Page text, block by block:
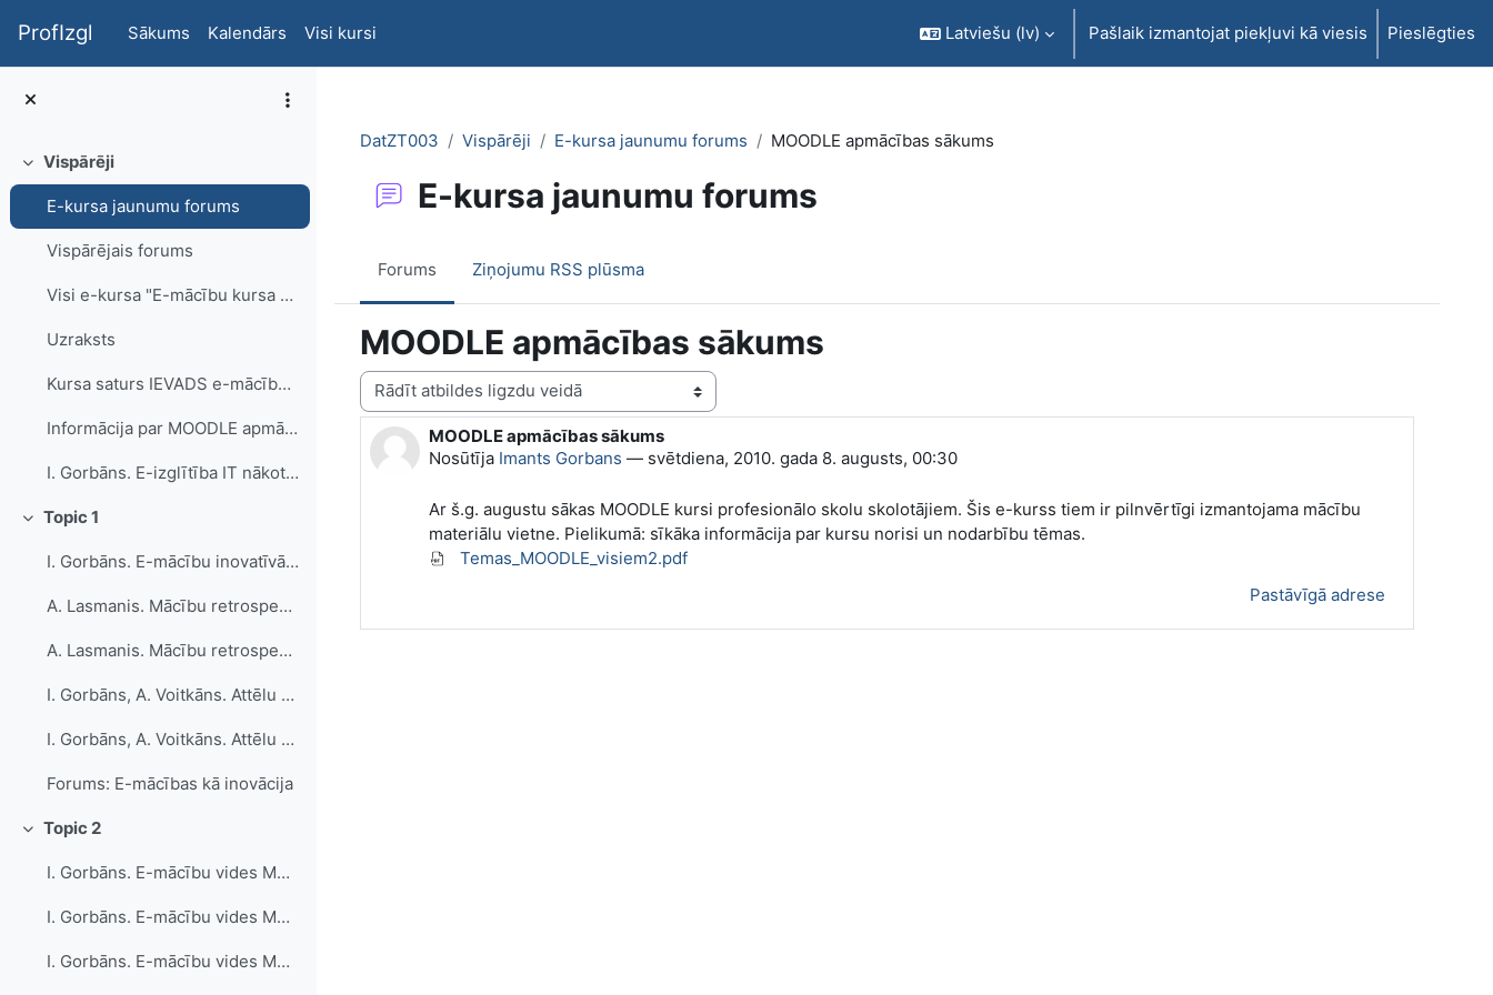
ProfIzgl Sākums Kalendārs Visi kursi Latviešu ‎(lv)‎ Pašlaik izmantojat piekļuvi kā viesis Pieslēgties
Savērst
Vispārēji
E-kursa jaunumu forums
Vispārējais forums
Visi e-kursa "E-mācību kursa veidošana un lie...
Uzraksts
Kursa saturs IEVADS e-mācībās kā izglītības ...
Informācija par MOODLE apmācības norisi, nodarbību tēmas
I. Gorbāns. E-izglītība IT nākotnes vīziju kontekstā. Referāts projekta noslēguma konferencē 12.12.2013. (1,5 MB .pdf)
Savērst
Topic 1
I. Gorbāns. E-mācību inovatīvās iespējas profesionālajā izglītībā (1,6 MB .pdf datne)
A. Lasmanis. Mācību retrospektīvs raksturojums un perspektīva izglītības iestādē
A. Lasmanis. Mācību retrospektīvs raksturojums un perspektīva izglītības iestādē (1,7 MB .pdf fails)
I. Gorbāns, A. Voitkāns. Attēlu galerija ar MOODLE e-kursu labās prakses paraugiem
I. Gorbāns, A. Voitkāns. Attēlu galerija ar MOODLE e-kursu labās prakses paraugiem Ligthbox galerija (11,5 MB .pdf fails)
Forums: E-mācības kā inovācija
Savērst
Topic 2
I. Gorbāns. E-mācību vides MOODLE lietošanas īsais konspekts (HTML e-grāmata)
I. Gorbāns. E-mācību vides MOODLE lietošanas īsais konspekts (1,6 MB .pdf datne)
I. Gorbāns. E-mācību vides MOODLE lietošanas īsais konspekts v.2 (2,9 MB .pdf datne)
DatZT003 Vispārēji E-kursa jaunumu forums MOODLE apmācības sākums
E-kursa jaunumu forums
Forums Ziņojumu RSS plūsma
MOODLE apmācības sākums
Rādīšanas režīms
MOODLE apmācības sākums
Nosūtīja Imants Gorbans — svētdiena, 2010. gada 8. augusts, 00:30
Atbilžu skaits: 0
Ar š.g. augustu sākas MOODLE kursi profesionālo skolu skolotājiem. Šis e-kurss tiem ir pilnvērtīgi izmantojama mācību
materiālu vietne. Pielikumā: sīkāka informācija par kursu norisi un nodarbību tēmas.
Temas_MOODLE_visiem2.pdf
Pastāvīgā adrese